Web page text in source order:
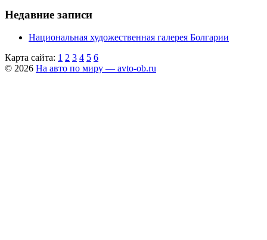
Недавние записи
Национальная художественная галерея Болгарии
Карта сайта: 1 2 3 4 5 6
© 2026 На авто по миру — avto-ob.ru